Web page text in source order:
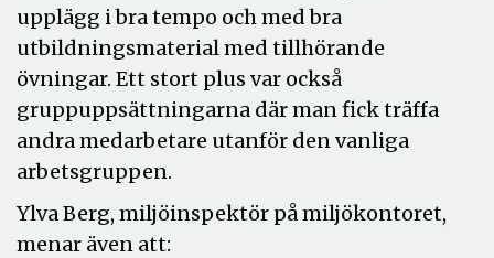
upplägg i bra tempo och med bra
utbildningsmaterial med tillhörande
övningar. Ett stort plus var också
gruppuppsättningarna där man fick träffa
andra medarbetare utanför den vanliga
arbetsgruppen.
Ylva Berg, miljöinspektör på miljökontoret,
menar även att: